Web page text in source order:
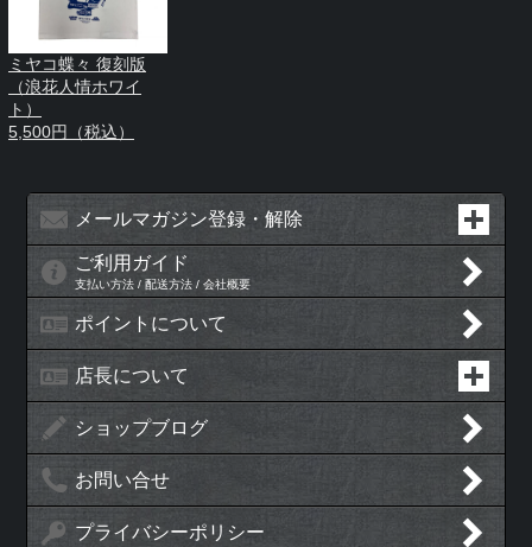
ミヤコ蝶々 復刻版
（浪花人情ホワイ
ト）
5,500円（税込）
メールマガジン登録・解除
ご利用ガイド
支払い方法 / 配送方法 / 会社概要
ポイントについて
店長について
ショップブログ
お問い合せ
プライバシーポリシー